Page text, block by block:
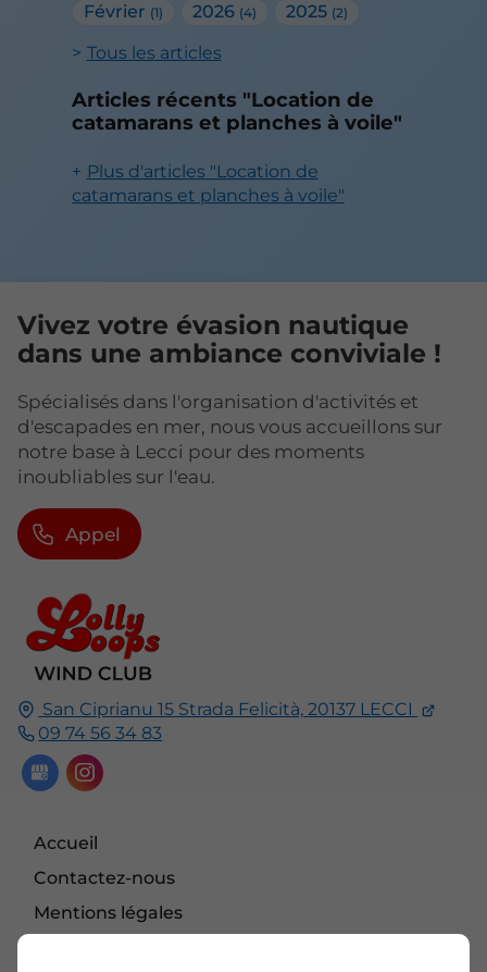
Février (1) 2026 (4) 2025 (2)
Tous les articles
Articles récents "Location de
catamarans et planches à voile"
Plus d'articles "Location de
catamarans et planches à voile"
San Ciprianu 15 Strada Felicità, 20137 LECCI
09 74 56 34 83
Accueil
Contactez-nous
Mentions légales
Vivez votre évasion nautique
dans une ambiance conviviale !
Spécialisés dans l'organisation d'activités et
d'escapades en mer, nous vous accueillons sur
notre base à Lecci pour des moments
inoubliables sur l'eau.
Appel